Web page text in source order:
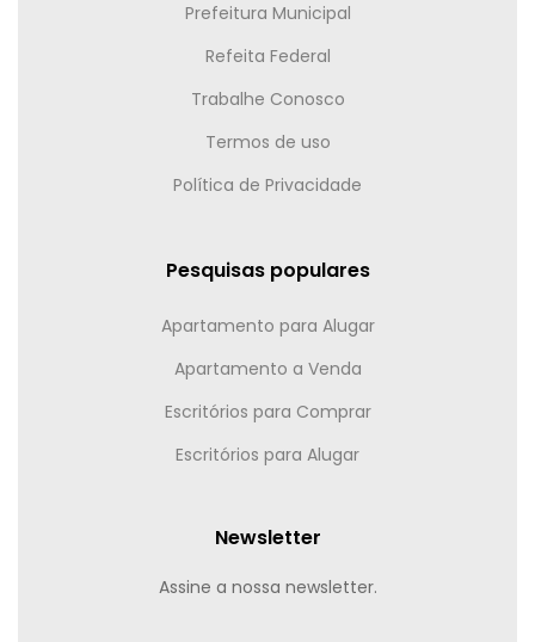
Prefeitura Municipal
Refeita Federal
Trabalhe Conosco
Termos de uso
Política de Privacidade
Pesquisas populares
Apartamento para Alugar
Apartamento a Venda
Escritórios para Comprar
Escritórios para Alugar
Newsletter
Assine a nossa newsletter.